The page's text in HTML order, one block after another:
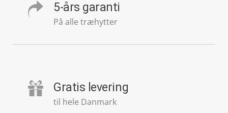
5-års garanti
På alle træhytter
Gratis levering
til hele Danmark